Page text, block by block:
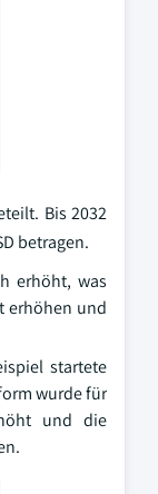
Bis 2032
betragen.
erhöht, was
erhöhen und
startete
wurde für
und die